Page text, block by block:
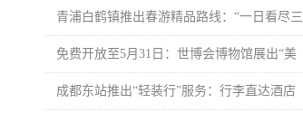
青浦白鹤镇推出春游精品路线：“一日看尽三
免费开放至5月31日：世博会博物馆展出“美
成都东站推出“轻装行”服务：行李直达酒店